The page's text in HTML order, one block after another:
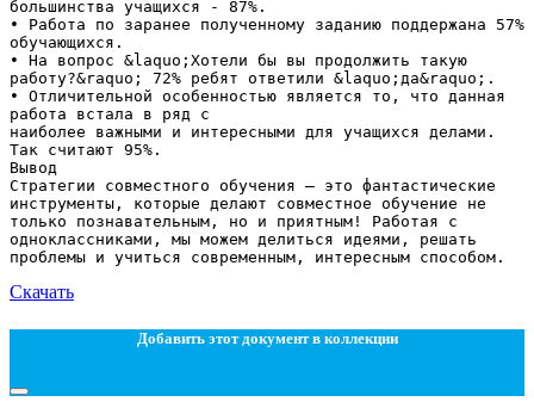
большинства учащихся - 87%.
• Работа по заранее полученному заданию поддержана 57%
обучающихся.
• На вопрос &laquo;Хотели бы вы продолжить такую
работу?&raquo; 72% ребят ответили &laquo;да&raquo;.
• Отличительной особенностью является то, что данная
работа встала в ряд с
наиболее важными и интересными для учащихся делами.
Так считают 95%.
Вывод
Стратегии совместного обучения — это фантастические
инструменты, которые делают совместное обучение не
только познавательным, но и приятным! Работая с
одноклассниками, мы можем делиться идеями, решать
Скачать
Добавить этот документ в коллекции